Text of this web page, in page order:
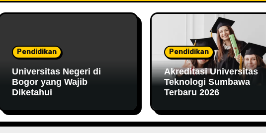
Pendidikan
Universitas Negeri di
Bogor yang Wajib
Diketahui
Pendidikan
Akreditasi Universitas
Teknologi Sumbawa
Terbaru 2026